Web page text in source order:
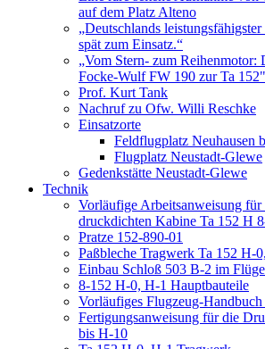
auf dem Platz Alteno
„Deutschlands
spät zum Einsatz.“
„Vom Stern- zum Reihenmotor:
Focke-Wulf FW 190 zur Ta 152"
Prof. Kurt Tank
Nachruf zu Ofw. Willi Reschke
Einsatzorte
Feldflugplatz Neuhausen
Flugplatz Neustadt-Glewe
Gedenkstätte Neustadt-Glewe
Technik
Vorläufige Arbeitsanweisung für
druckdichten Kabine Ta 152 H
Pratze 152-890-01
Paßbleche Tragwerk Ta 152 H-
Einbau Schloß 503 B-2 im
8-152 H-0, H-1 Hauptbauteile
Vorläufiges Flugzeug-
Fertigungsanweisung für die
bis H-10